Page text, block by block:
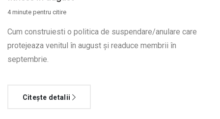
4 minute pentru citire
Cum construiesti o politica de suspendare/anulare care
protejeaza venitul în august și readuce membrii în
septembrie.
Citește detalii